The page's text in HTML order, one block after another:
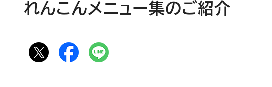
れんこんメニュー集のご紹介